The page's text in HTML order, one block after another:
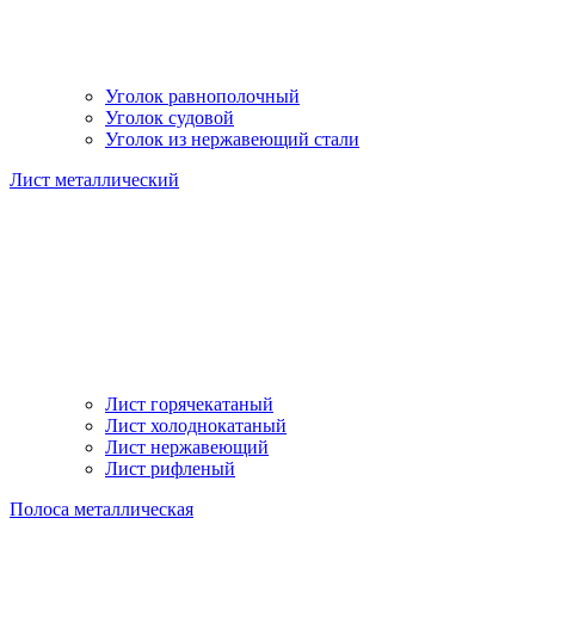
Уголок равнополочный
Уголок судовой
Уголок из нержавеющий стали
Лист металлический
Лист горячекатаный
Лист холоднокатаный
Лист нержавеющий
Лист рифленый
Полоса металлическая